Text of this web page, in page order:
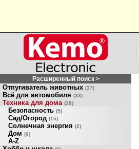
Расширенный поиск >
Отпугиватель животных (37)
Всё для автомобиля (33)
Техника для дома (28)
Безопасность (5)
Сад/Огород (15)
Солнечная энергия (2)
Дом (6)
A-Z